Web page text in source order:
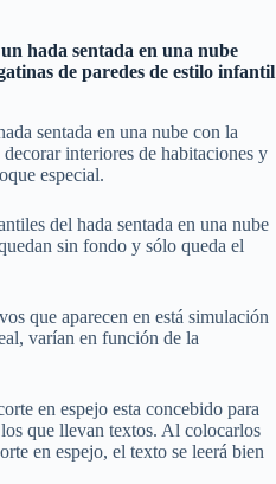
hada sentada en una nube
de paredes de estilo infantil
sentada en una nube con la
interiores de habitaciones y
especial.
del hada sentada en una nube
sin fondo y sólo queda el
que aparecen en está simulación
varían en función de la
en espejo esta concebido para
que llevan textos. Al colocarlos
en espejo, el texto se leerá bien